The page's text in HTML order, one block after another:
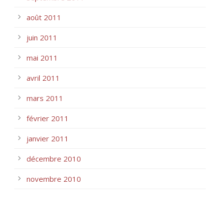
août 2011
juin 2011
mai 2011
avril 2011
mars 2011
février 2011
janvier 2011
décembre 2010
novembre 2010